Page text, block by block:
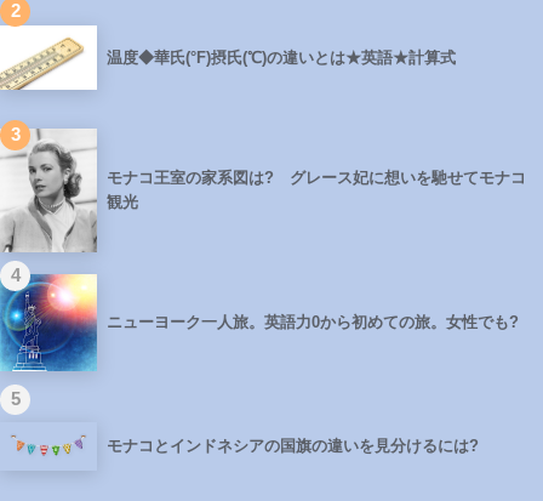
2
温度◆華氏(°F)摂氏(℃)の違いとは★英語★計算式
3
モナコ王室の家系図は? グレース妃に想いを馳せてモナコ
観光
4
ニューヨーク一人旅。英語力0から初めての旅。女性でも?
5
モナコとインドネシアの国旗の違いを見分けるには?